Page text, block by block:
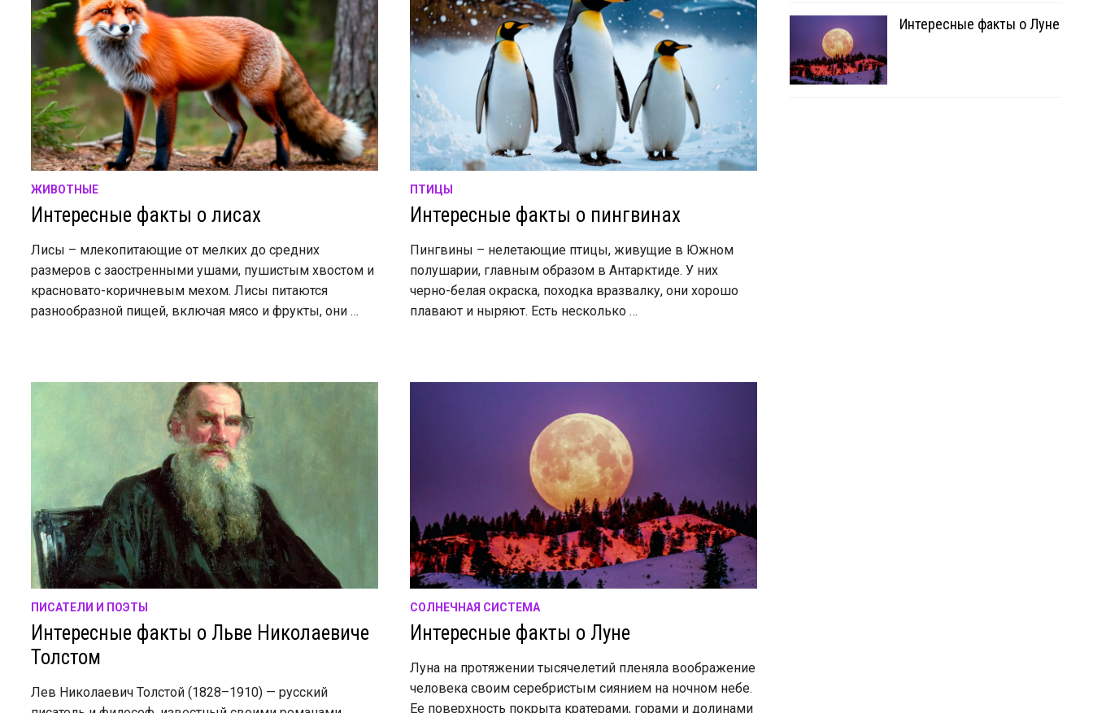
ЖИВОТНЫЕ
Интересные факты о лисах
Лисы – млекопитающие от мелких до средних
размеров с заостренными ушами, пушистым хвостом и
красновато-коричневым мехом. Лисы питаются
разнообразной пищей, включая мясо и фрукты, они …
ПТИЦЫ
Интересные факты о пингвинах
Пингвины – нелетающие птицы, живущие в Южном
полушарии, главным образом в Антарктиде. У них
черно-белая окраска, походка вразвалку, они хорошо
плавают и ныряют. Есть несколько …
ПИСАТЕЛИ И ПОЭТЫ
Интересные факты о Льве Николаевиче
Толстом
Лев Николаевич Толстой (1828–1910) — русский
СОЛНЕЧНАЯ СИСТЕМА
Интересные факты о Луне
Луна на протяжении тысячелетий пленяла воображение
человека своим серебристым сиянием на ночном небе.
Ее поверхность покрыта кратерами, горами и долинами
Интересные факты о Луне